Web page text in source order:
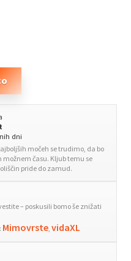
dni
močeh se trudimo, da bo
času. Kljub temu se
pride do zamud.
– poskusili bomo še znižati
Mimovrste, vidaXL